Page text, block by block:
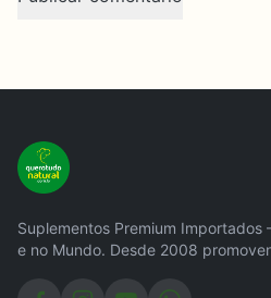
Suplementos Premium
e no Mundo. Desde 2008